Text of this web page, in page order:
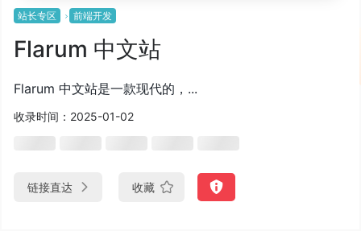
站长专区 前端开发
Flarum 中文站
Flarum 中文站是一款现代的，...
收录时间：2025-01-02
链接直达 收藏